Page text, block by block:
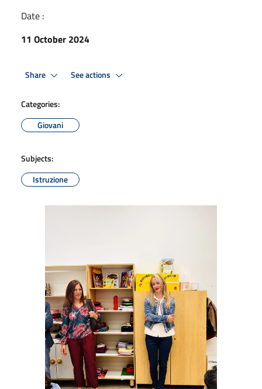
Date :
11 October 2024
Share See actions
Categories:
Giovani
Subjects:
Istruzione